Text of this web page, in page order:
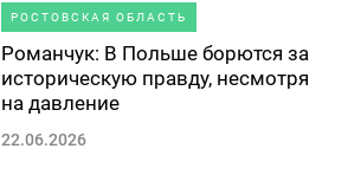
РОСТОВСКАЯ ОБЛАСТЬ
Романчук: В Польше борются за
историческую правду, несмотря
на давление
22.06.2026